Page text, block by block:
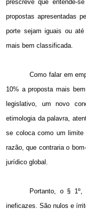
prescreve que entende-
propostas apresentadas
porte sejam iguais ou
mais bem classificada.
Como falar em
10% a proposta mais
legislativo, um novo
etimologia da palavra,
se coloca como um limite
razão, que contraria o
jurídico global.
Portanto, o §
ineficazes. São nulos e